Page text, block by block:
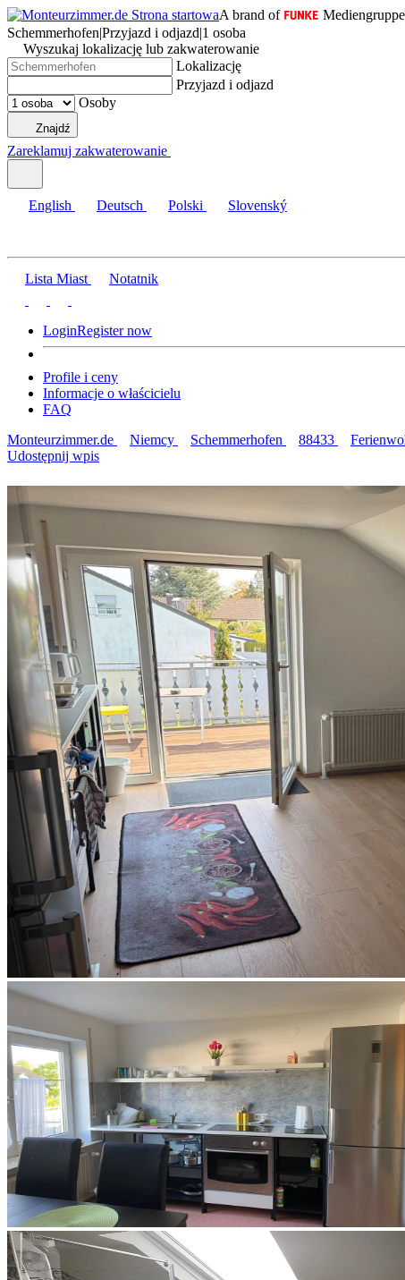
A brand of
Mediengruppe
Schemmerhofen|Przyjazd i odjazd|1 osoba
Wyszukaj lokalizację lub zakwaterowanie
Lokalizację
Przyjazd i odjazd
Osoby
Znajdź
Zareklamuj zakwaterowanie
English Deutsch Polski Slovenský
Lista Miast Notatnik
LoginRegister now
Profile i ceny
Informacje o właścicielu
FAQ
Monteurzimmer.de
Niemcy Schemmerhofen 88433
Udostępnij wpis